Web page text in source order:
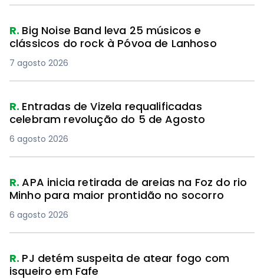
R. Big Noise Band leva 25 músicos e
clássicos do rock à Póvoa de Lanhoso
7 agosto 2026
R. Entradas de Vizela requalificadas
celebram revolução do 5 de Agosto
6 agosto 2026
R.APA inicia retirada de areias na Foz do rio
Minho para maior prontidão no socorro
6 agosto 2026
R. PJ detém suspeita de atear fogo com
isqueiro em Fafe